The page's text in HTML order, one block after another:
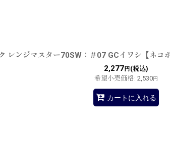
レンジマスター70SW：＃07 GCイワシ【ネコ
2,277円(税込)
希望小売価格: 2,530円
カートに入れる